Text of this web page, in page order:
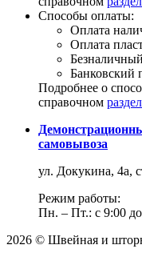
Способы оплаты:
Оплата
Оплата
Банковский
Подробнее о
справочном
самовывоза
ул. Докукина, 4а,
Режим работы:
Пн. – Пт.: с 9:00
2026 © Швейная и